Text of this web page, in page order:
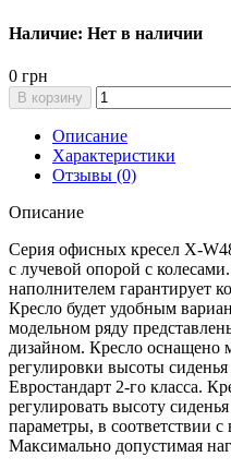
Наличие: Нет в наличии
0 грн
В корзину
Описание
Характеристики
Отзывы (0)
Описание
Серия офисных кресел X-
с лучевой опорой с
наполнителем гарантирует
Кресло будет удобным
модельном ряду
дизайном. Кресло оснащено
регулировки высоты
Евростандарт 2-го класса.
регулировать высоту
параметры, в соответствии
Максимально допустимая